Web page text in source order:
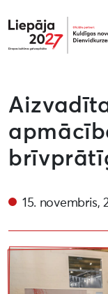
Liepāja2027
15. novembris,